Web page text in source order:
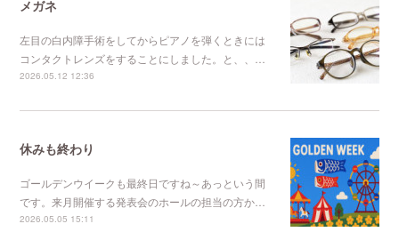
メガネ
左目の白内障手術をしてからピアノを弾くときには
コンタクトレンズをすることにしました。と、、…
2026.05.12 12:36
休みも終わり
ゴールデンウイークも最終日ですね～あっという間
です。来月開催する発表会のホールの担当の方か…
2026.05.05 15:11